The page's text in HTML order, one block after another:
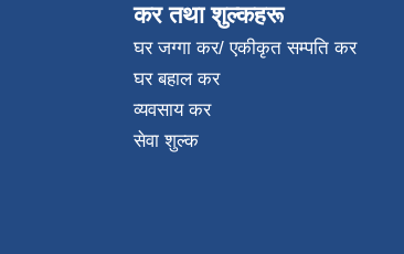
कर तथा शुल्कहरू
घर जग्गा कर/ एकीकृत सम्पति कर
घर बहाल कर
व्यवसाय कर
सेवा शुल्क